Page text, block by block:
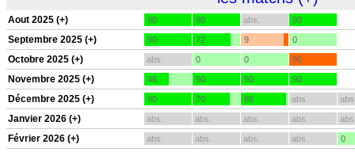
Aout 2025 (+) 90 90 abs. 90
Septembre 2025 (+) 90 72 9 0
Octobre 2025 (+) abs. 0 0 90
Novembre 2025 (+) 46 90 90 90
Décembre 2025 (+) 90 70 86 abs.
Janvier 2026 (+) abs. abs. abs. abs.
Février 2026 (+) abs. abs. abs. abs. 0